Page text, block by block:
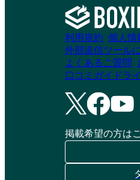
資料請求リストに追加
利用規約 個人情
外部送信ツール
よくあるご質問
口コミガイドラ
掲載希望の方は